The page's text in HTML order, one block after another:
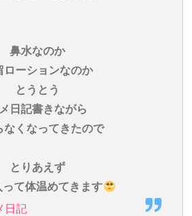
鼻水なのか
ローションなのか
とうとう
日記書きながら
なくなってきたので
とりあえず
って体温めてきます
日記